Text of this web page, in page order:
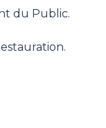
du Public.